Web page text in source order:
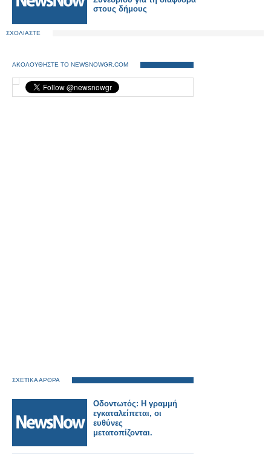
στους δήμους
ΣΧΟΛΙΑΣΤΕ
ΑΚΟΛΟΥΘΗΣΤΕ ΤΟ NEWSNOWGR.COM
ΣΧΕΤΙΚΑ ΑΡΘΡΑ
Οδοντωτός: Η γραμμή
εγκαταλείπεται, οι
ευθύνες
μετατοπίζονται.